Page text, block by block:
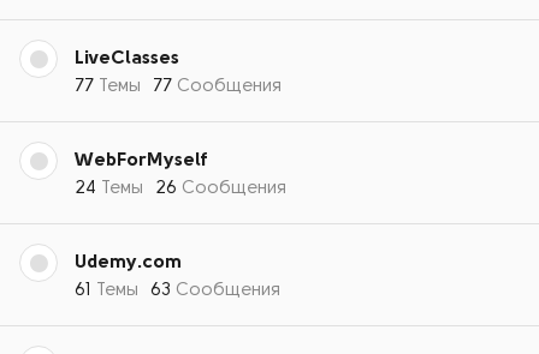
LiveClasses
77 Темы 77 Сообщения
WebForMyself
24 Темы 26 Сообщения
Udemy.com
61 Темы 63 Сообщения